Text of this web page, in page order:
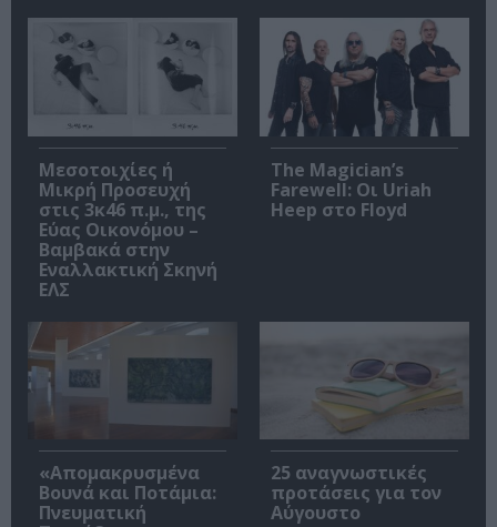
Μεσοτοιχίες ή
Μικρή Προσευχή
στις 3κ46 π.μ., της
Εύας Οικονόμου –
Βαμβακά στην
Εναλλακτική Σκηνή
ΕΛΣ
The Magician’s
Farewell: Οι Uriah
Heep στο Floyd
«Απομακρυσμένα
Βουνά και Ποτάμια:
Πνευματική
25 αναγνωστικές
προτάσεις για τον
Αύγουστο